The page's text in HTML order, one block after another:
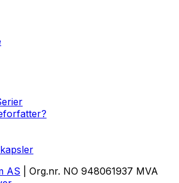
AS | Org.nr. NO 948061937 MVA